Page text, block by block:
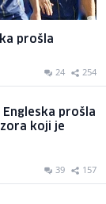
prošla
24 254
prošla
koji je
39 157